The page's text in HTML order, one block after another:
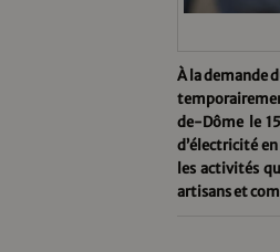
À la demande
de-Dôme le
d’électricité
les activités
artisans et